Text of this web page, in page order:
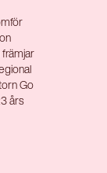
främjar
Go
års